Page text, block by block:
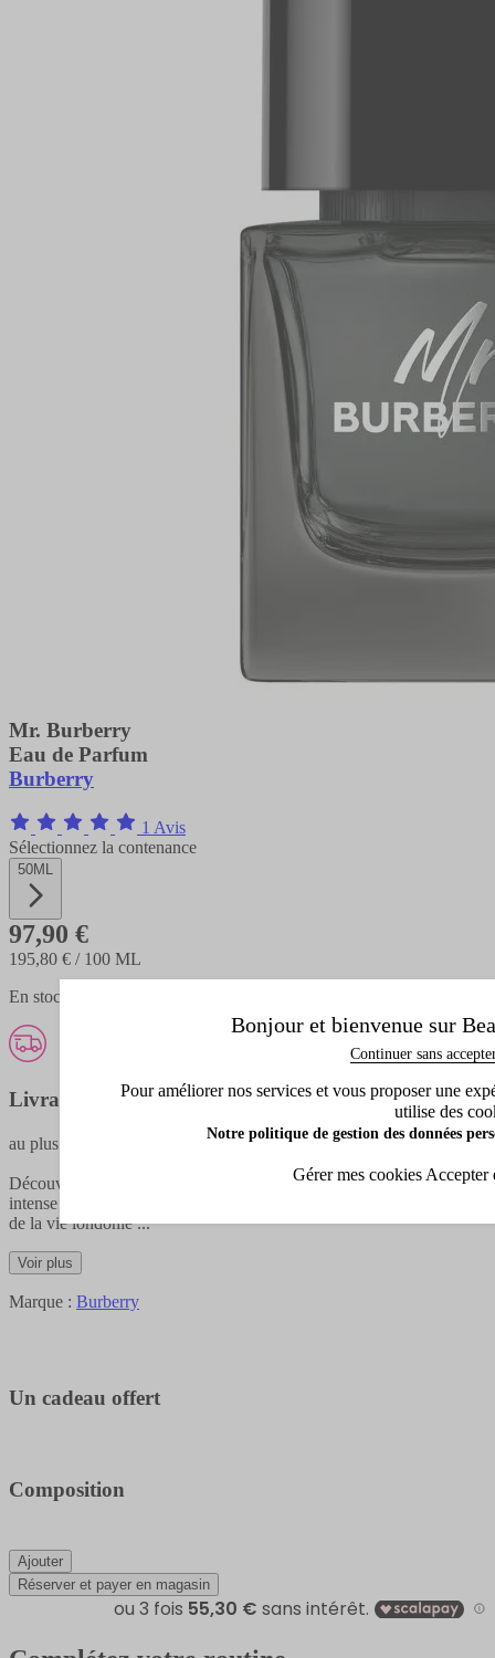
Mr. Burberry
Eau de Parfum
Burberry
1 Avis
Sélectionnez la contenance
50ML
97,90 €
195,80 € / 100 ML
En stock - expédié en 1 à 3 jours
Livraison offerte
au plus tard (détails livraison)
Découvrez l'Eau de Parfum Mr. Burberry. Une réinterprétation
intense du parfum Mr. Burberry originel, qui exhale la quintessence
de la vie londonie ...
Voir plus
Marque : Burberry
Un cadeau offert
Composition
Ajouter
Réserver et payer en magasin
Bonjour et bienvenue sur
Continuer sans
Pour améliorer nos services et vous proposer une
utilise des
Notre politique de gestion des données
Gérer mes cookies Accepter